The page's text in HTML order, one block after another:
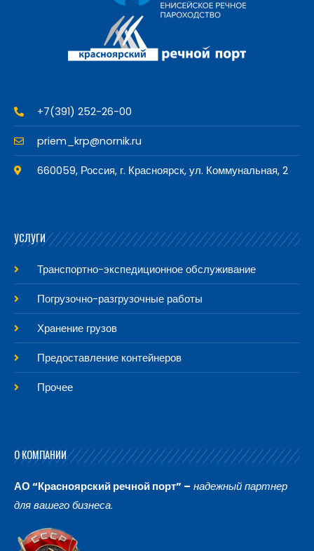
+7(391) 252-26-00
priem_krp@nornik.ru
660059, Россия, г. Красноярск, ул. Коммунальная, 2
УСЛУГИ
Транспортно-экспедиционное обслуживание
Погрузочно-разгрузочные работы
Хранение грузов
Предоставление контейнеров
Прочее
О КОМПАНИИ
АО “Красноярский речной порт” – надежный партнер
для вашего бизнеса.